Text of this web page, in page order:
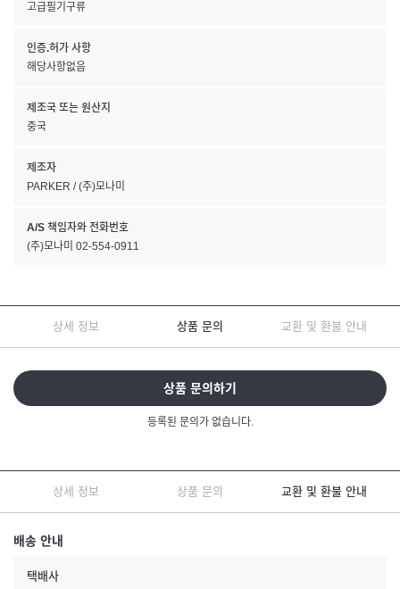
고급필기구류
인증.허가 사항
해당사항없음
제조국 또는 원산지
중국
제조자
PARKER / (주)모나미
A/S 책임자와 전화번호
(주)모나미 02-554-0911
상세 정보 상품 문의 교환 및 환불 안내
상품 문의하기
등록된 문의가 없습니다.
상세 정보 상품 문의 교환 및 환불 안내
배송 안내
택배사